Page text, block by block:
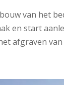
van het
en start
afgraven